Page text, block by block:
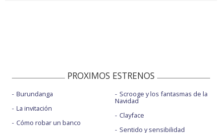
PROXIMOS ESTRENOS
Burundanga
La invitación
Cómo robar un banco
Scrooge y los fantasmas de la
Navidad
Clayface
Sentido y sensibilidad